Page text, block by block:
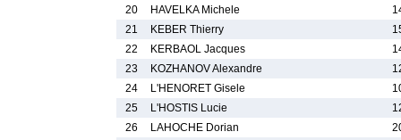
20
HAVELKA Michele
21
KEBER Thierry
22
KERBAOL Jacques
23
KOZHANOV Alexandre
24
L'HENORET Gisele
25
L'HOSTIS Lucie
26
LAHOCHE Dorian